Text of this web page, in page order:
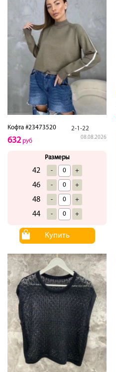
Кофта #23473520 2-1-22
08.08.2026
632руб
Размеры
42 - +
46 - +
48 - +
44 - +
Купить